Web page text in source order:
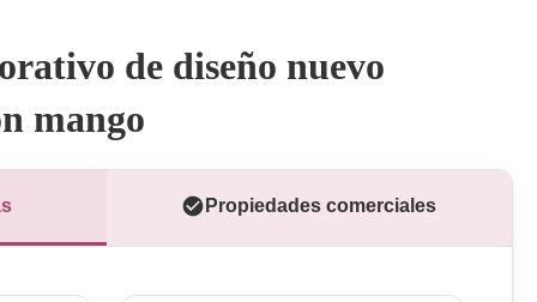
de diseño nuevo
mango
Propiedades comerciales